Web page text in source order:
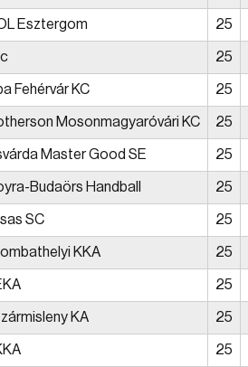
Esztergom 25
25
Fehérvár KC 25
Mosonmagyaróvári KC 25
Master Good SE 25
Budaörs Handball 25
SC 25
KKA 25
25
KA 25
25